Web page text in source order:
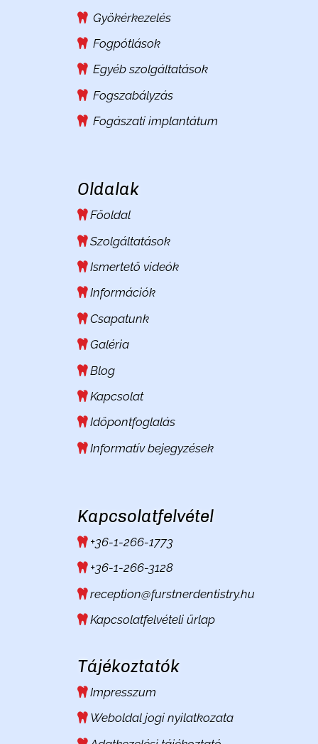
Gyökérkezelés
Fogpótlások
Egyéb szolgáltatások
Fogszabályzás
Fogászati implantátum
Oldalak
Főoldal
Szolgáltatások
Ismertető videók
Információk
Csapatunk
Galéria
Blog
Kapcsolat
Időpontfoglalás
Informatív bejegyzések
Kapcsolatfelvétel
+36-1-266-1773
+36-1-266-3128
reception@furstnerdentistry.hu
Kapcsolatfelvételi űrlap
Tájékoztatók
Impresszum
Weboldal jogi nyilatkozata